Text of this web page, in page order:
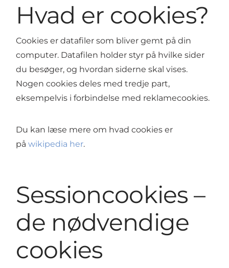
Hvad er cookies?
Cookies er datafiler som bliver gemt på din
computer. Datafilen holder styr på hvilke sider
du besøger, og hvordan siderne skal vises.
Nogen cookies deles med tredje part,
eksempelvis i forbindelse med reklamecookies.
Du kan læse mere om hvad cookies er
påwikipedia her.
Sessioncookies –
de nødvendige
cookies